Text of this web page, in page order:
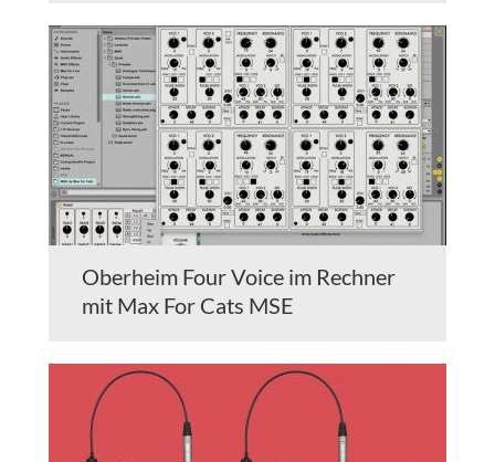
Oberheim Four Voice im Rechner
mit Max For Cats MSE